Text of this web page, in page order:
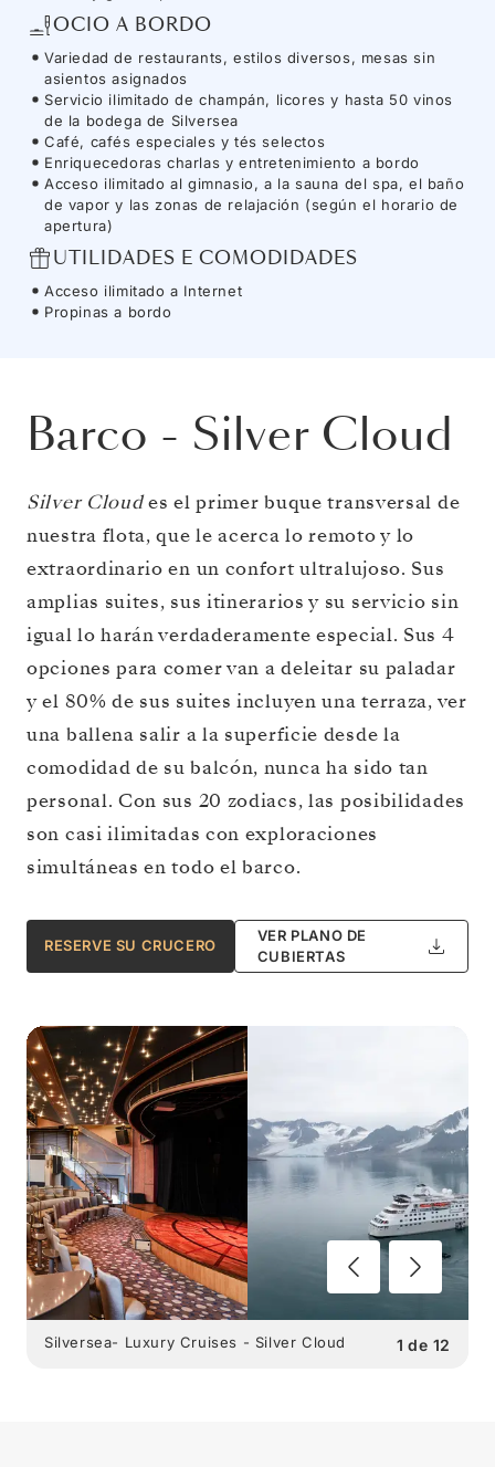
OCIO A BORDO
Variedad de restaurants, estilos diversos, mesas sin
asientos asignados
Servicio ilimitado de champán, licores y hasta 50 vinos
de la bodega de Silversea
Café, cafés especiales y tés selectos
Enriquecedoras charlas y entretenimiento a bordo
Acceso ilimitado al gimnasio, a la sauna del spa, el baño
de vapor y las zonas de relajación (según el horario de
apertura)
UTILIDADES E COMODIDADES
Acceso ilimitado a Internet
Propinas a bordo
Barco - Silver Cloud
Silver Cloudes el primer buque transversal de
nuestra flota, que le acerca lo remoto y lo
extraordinario en un confort ultralujoso. Sus
amplias suites, sus itinerarios y su servicio sin
igual lo harán verdaderamente especial. Sus 4
opciones para comer van a deleitar su paladar
y el 80% de sus suites incluyen una terraza, ver
una ballena salir a la superficie desde la
comodidad de su balcón, nunca ha sido tan
personal. Con sus 20 zodiacs, las posibilidades
son casi ilimitadas con exploraciones
simultáneas en todo el barco.
RESERVE SU CRUCERO
VER PLANO DE
CUBIERTAS
1 de 12
Silversea- Luxury Cruises - Silver Cloud